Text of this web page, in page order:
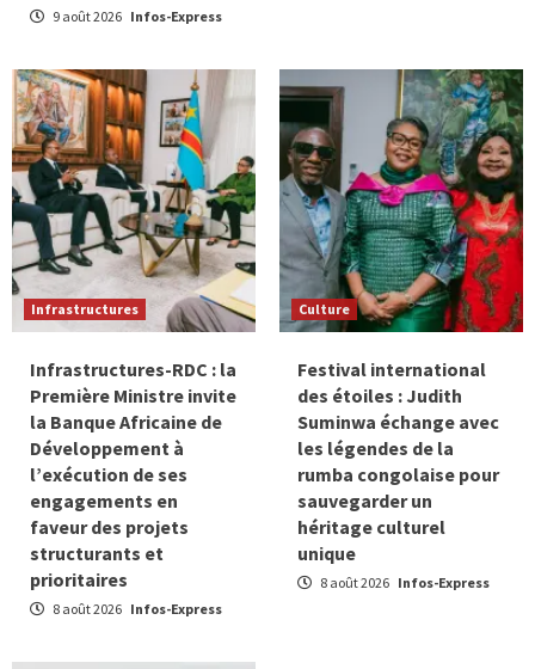
9 août 2026 Infos-Express
Infrastructures
Infrastructures-RDC : la
Première Ministre invite
la Banque Africaine de
Développement à
l’exécution de ses
engagements en
faveur des projets
structurants et
prioritaires
8 août 2026 Infos-Express
Culture
Festival international
des étoiles : Judith
Suminwa échange avec
les légendes de la
rumba congolaise pour
sauvegarder un
héritage culturel
unique
8 août 2026 Infos-Express